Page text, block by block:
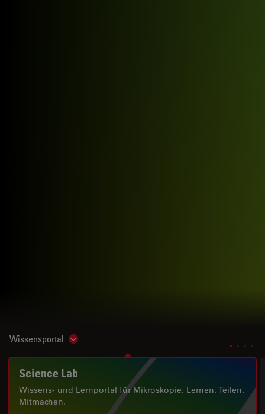
Wissensportal Show subnavigation
Science Lab
Wissens- und Lernportal für Mikroskopie. Lernen. Teilen.
Mitmachen.